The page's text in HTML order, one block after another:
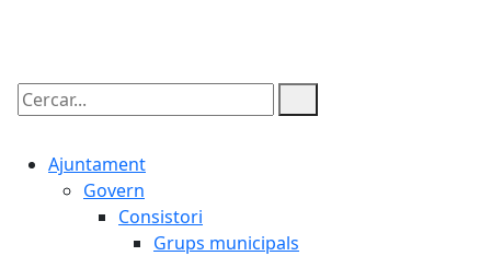
Cercar:
Ajuntament
Govern
Consistori
Grups municipals